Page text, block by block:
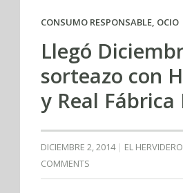
CONSUMO RESPONSABLE, OCIO
Llegó
sorteazo con
y Real Fábrica
DICIEMBRE 2, 2014 EL
COMMENTS